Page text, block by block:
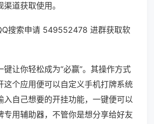
道获取使用。
搜索申请 549552478 进群获取软
键让你轻松成为“必赢”。其操作方式
这个应用便可以自定义手机打牌系统
入自己想要的开挂功能，一键便可以
专用辅助器，不管你是想分享给好友